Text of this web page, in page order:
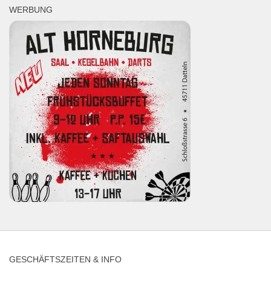
WERBUNG
GESCHÄFTSZEITEN & INFO